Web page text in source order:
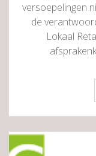
versoepelingen
de
Lokaal